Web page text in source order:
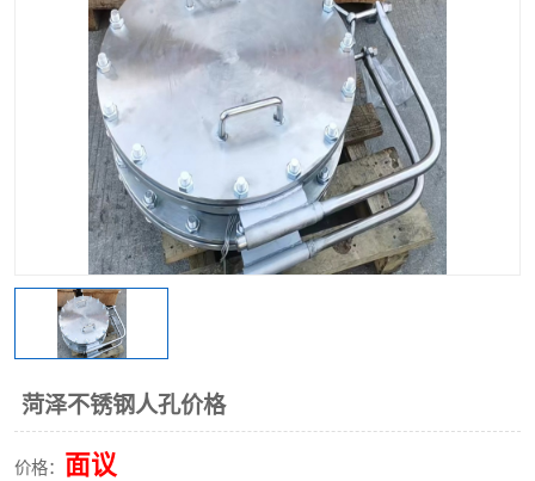
菏泽不锈钢人孔价格
价格： 面议
不锈钢阀门 不锈钢槽钢
不锈钢扁钢